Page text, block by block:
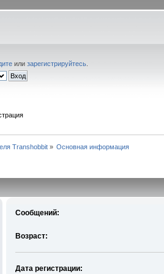
илизарегистрируйтесь
Transhobbit» Основная информация
Сообщений:
Возраст:
Дата регистрации: